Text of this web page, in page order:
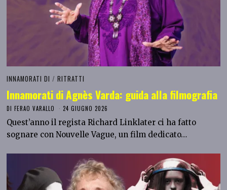
INNAMORATI DI / RITRATTI
Innamorati di Agnès Varda: guida alla filmografia
DIFERAO VARALLO 24 GIUGNO 2026
Quest’anno il regista Richard Linklater ci ha fatto
sognare con Nouvelle Vague, un film dedicato…